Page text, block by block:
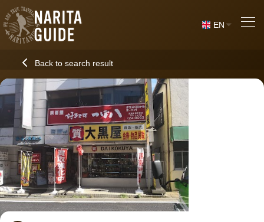
EN
Back to search result